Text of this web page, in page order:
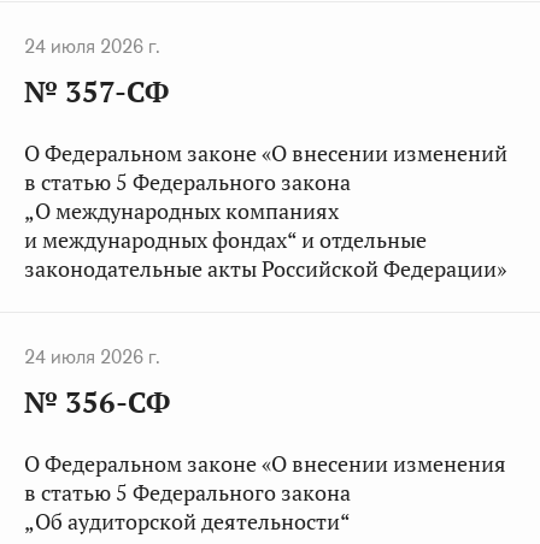
24 июля 2026 г.
№ 357-СФ
О Федеральном законе «О внесении изменений
в статью 5 Федерального закона
„О международных компаниях
и международных фондах“ и отдельные
законодательные акты Российской Федерации»
24 июля 2026 г.
№ 356-СФ
О Федеральном законе «О внесении изменения
в статью 5 Федерального закона
„Об аудиторской деятельности“